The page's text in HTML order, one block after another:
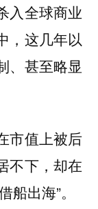
入全球商业
，这几年以
、甚至略显
市值上被后
不下，却在
出海”。